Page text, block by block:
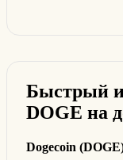
Быстрый и
DOGE на
Dogecoin